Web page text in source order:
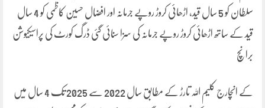
سلطان کو 5 سال قید، اڑھائی کروڑ روپے جرمانہ اور افضال حسین کاظمی کو 4 سال
قید کے ساتھ اڑھائی کروڑ روپے جرمانہ کی سزا سنائی گئی ڈرگ کورٹ کی پراسیکیوشن
برانچ
کے انچارج کلیم اللہ تارڑ کے مطابق سال 2022 سے 2025 تک 4 سال میں